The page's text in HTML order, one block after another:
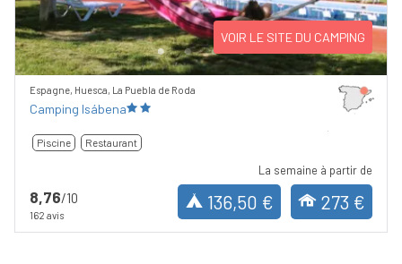
VOIR LE SITE DU CAMPING
Espagne, Huesca, La Puebla de Roda
Camping Isábena
Piscine Restaurant
8,76/10
162 avis
La semaine à partir de
136,50 € 273 €